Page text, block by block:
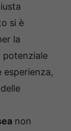
si è
la
potenziale
esperienza,
non